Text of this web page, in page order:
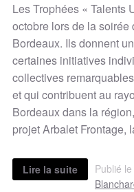
Les Trophées « Talents
octobre lors de la soirée
Bordeaux. Ils donnent
certaines initiatives
collectives
et qui contribuent au
Bordeaux dans la
projet Arbalet Frontage,
Lire la suite Publié